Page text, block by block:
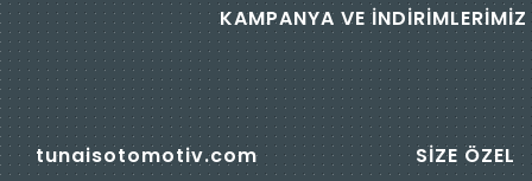
KAMPANYA VE
tunaisotomotiv.com SİZE ÖZEL